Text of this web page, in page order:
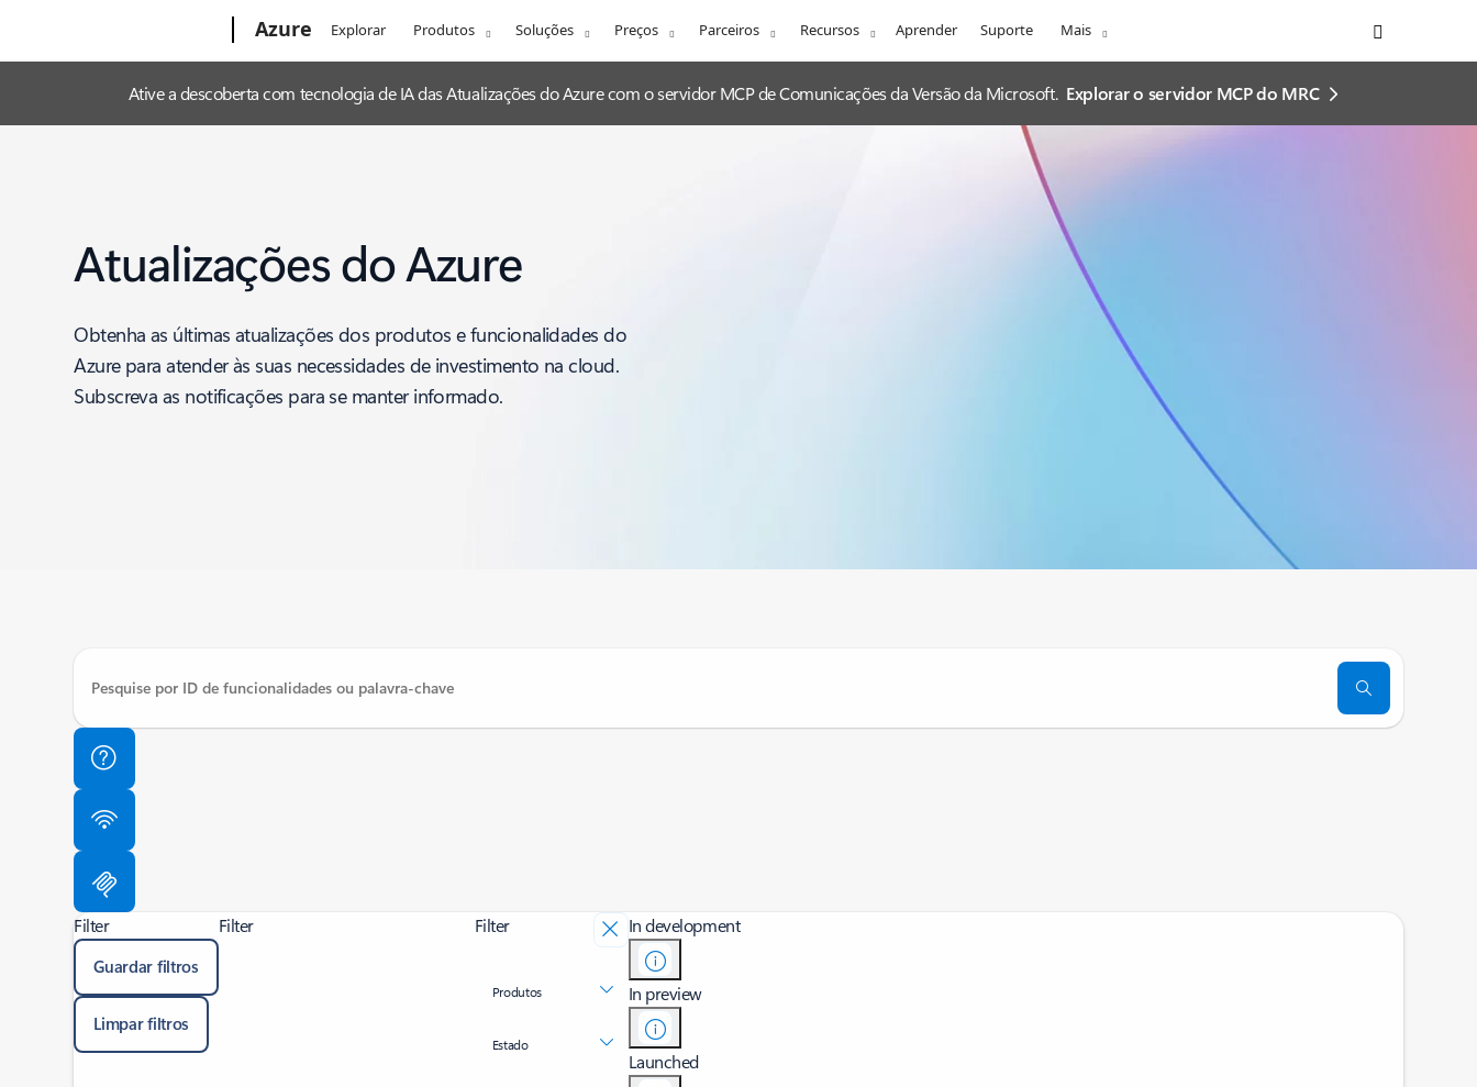
Azure Explorar Produtos Soluções Preços Parceiros Recursos Aprender Suporte Mais
Ative a descoberta com tecnologia de IA das Atualizações do Azure com o servidor MCP de Comunicações da Versão da Microsoft. Explorar o servidor MCP do MRC
Atualizações do Azure
Obtenha as últimas atualizações dos produtos e funcionalidades do
Azure para atender às suas necessidades de investimento na cloud.
Subscreva as notificações para se manter informado.
Filter
Guardar filtros
Limpar filtros
Filter Filter
Produtos
Estado
In development
In preview
Launched